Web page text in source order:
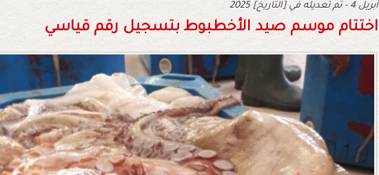
2025 أبريل 4 - تم تعديله في [التاريخ]
اختتام موسم صيد الأخطبوط بتسجيل رقم قياسي